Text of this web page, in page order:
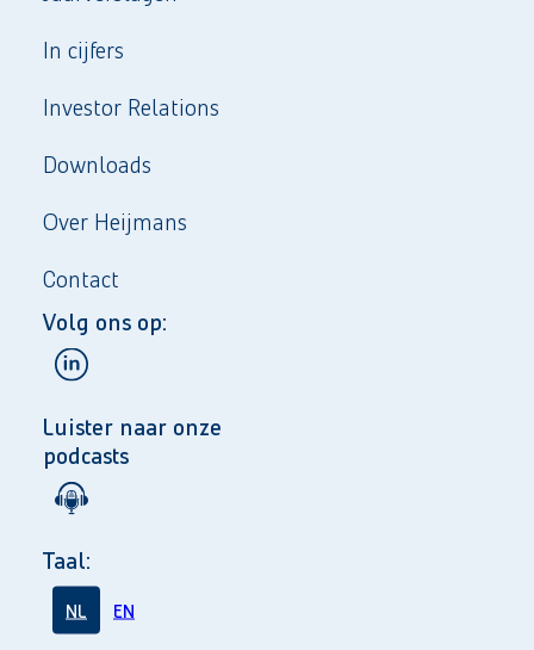
In cijfers
Investor Relations
Downloads
Over Heijmans
Contact
Volg ons op:
Luister naar onze
podcasts
Taal:
NL EN